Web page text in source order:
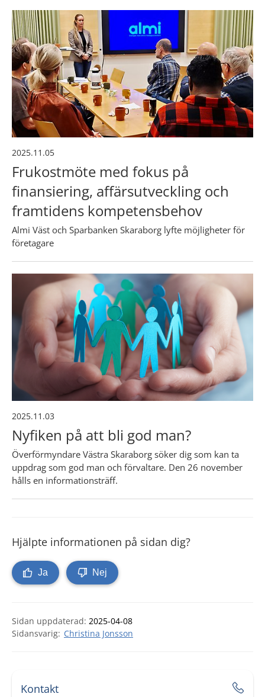
2025.11.05
Frukostmöte med fokus på
finansiering, affärsutveckling och
framtidens kompetensbehov
Almi Väst och Sparbanken Skaraborg lyfte möjligheter för
företagare
2025.11.03
Nyfiken på att bli god man?
Överförmyndare Västra Skaraborg söker dig som kan ta
uppdrag som god man och förvaltare. Den 26 november
hålls en informationsträff.
Hjälpte informationen på sidan dig?
Ja Nej
Sidan uppdaterad: 2025-04-08
Christina Jonsson
Kontakt